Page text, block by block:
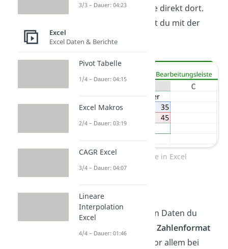
Zelle und bearbeitest sie direkt dort.
Die Änderung bestätigst du mit der
Eingabetaste.
Bearbeitungsleiste in Excel
Datentypen
Je nachdem, mit welchen Daten du
Zahlenformat
einstellen. Wende das vor allem bei
3/3 – Dauer: 04:23
Excel
Excel Daten & Berichte
Pivot Tabelle
1/4 – Dauer: 04:15
Excel Makros
2/4 – Dauer: 03:19
CAGR Excel
3/4 – Dauer: 04:07
Lineare
Interpolation
Excel
4/4 – Dauer: 01:46